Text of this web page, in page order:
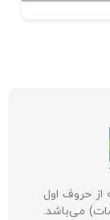
از حروف اول
می‌باشد.